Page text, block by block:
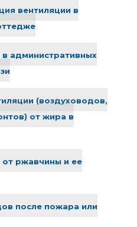
вентиляции в
административных
(воздуховодов,
от жира в
от ржавчины и ее
после пожара или